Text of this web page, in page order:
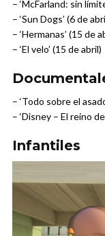
– ‘McFarland: sin
– ‘Sun Dogs’ (6 de
– ‘Hermanas’ (15 de
– ‘El velo’ (15 de abril)
– ‘Todo sobre el
– ‘Disney – El reino
Infantiles